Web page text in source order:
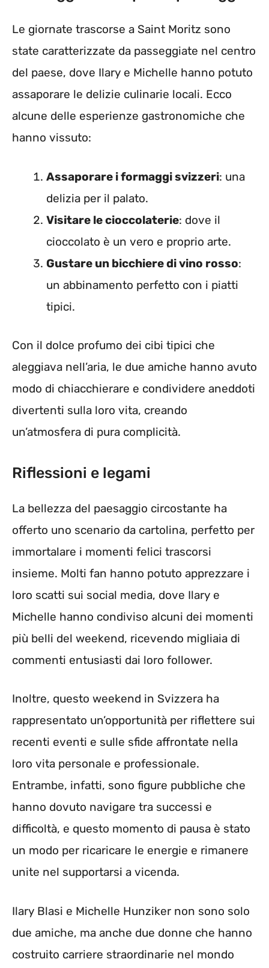
Le giornate trascorse a Saint Moritz sono
state caratterizzate da passeggiate nel centro
del paese, dove Ilary e Michelle hanno potuto
assaporare le delizie culinarie locali. Ecco
alcune delle esperienze gastronomiche che
hanno vissuto:
Assaporare i formaggi svizzeri: una
delizia per il palato.
Visitare le cioccolaterie: dove il
cioccolato è un vero e proprio arte.
Gustare un bicchiere di vino rosso:
un abbinamento perfetto con i piatti
tipici.
Con il dolce profumo dei cibi tipici che
aleggiava nell’aria, le due amiche hanno avuto
modo di chiacchierare e condividere aneddoti
divertenti sulla loro vita, creando
un’atmosfera di pura complicità.
Riflessioni e legami
La bellezza del paesaggio circostante ha
offerto uno scenario da cartolina, perfetto per
immortalare i momenti felici trascorsi
insieme. Molti fan hanno potuto apprezzare i
loro scatti sui social media, dove Ilary e
Michelle hanno condiviso alcuni dei momenti
più belli del weekend, ricevendo migliaia di
commenti entusiasti dai loro follower.
Inoltre, questo weekend in Svizzera ha
rappresentato un’opportunità per riflettere sui
recenti eventi e sulle sfide affrontate nella
loro vita personale e professionale.
Entrambe, infatti, sono figure pubbliche che
hanno dovuto navigare tra successi e
difficoltà, e questo momento di pausa è stato
un modo per ricaricare le energie e rimanere
unite nel supportarsi a vicenda.
Ilary Blasi e Michelle Hunziker non sono solo
due amiche, ma anche due donne che hanno
costruito carriere straordinarie nel mondo